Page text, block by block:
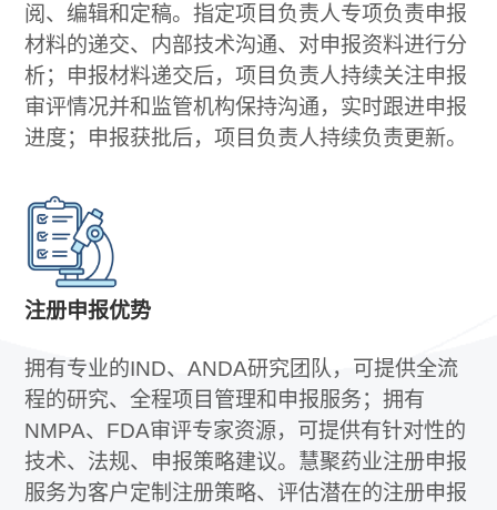
阅、编辑和定稿。指定项目负责人专项负责申报
材料的递交、内部技术沟通、对申报资料进行分
析；申报材料递交后，项目负责人持续关注申报
审评情况并和监管机构保持沟通，实时跟进申报
进度；申报获批后，项目负责人持续负责更新。
注册申报优势
拥有专业的IND、ANDA研究团队，可提供全流
程的研究、全程项目管理和申报服务；拥有
NMPA、FDA审评专家资源，可提供有针对性的
技术、法规、申报策略建议。慧聚药业注册申报
服务为客户定制注册策略、评估潜在的注册申报